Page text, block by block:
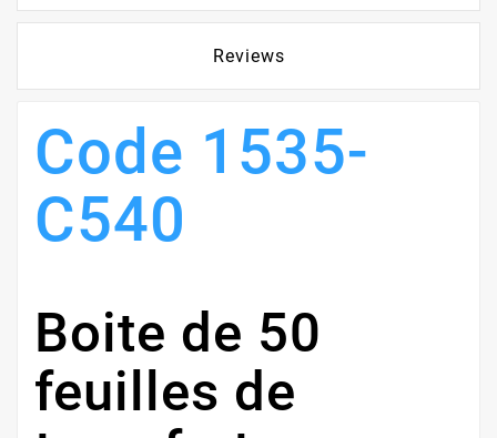
Reviews
Code 1535-
C540
Boite de 50
feuilles de